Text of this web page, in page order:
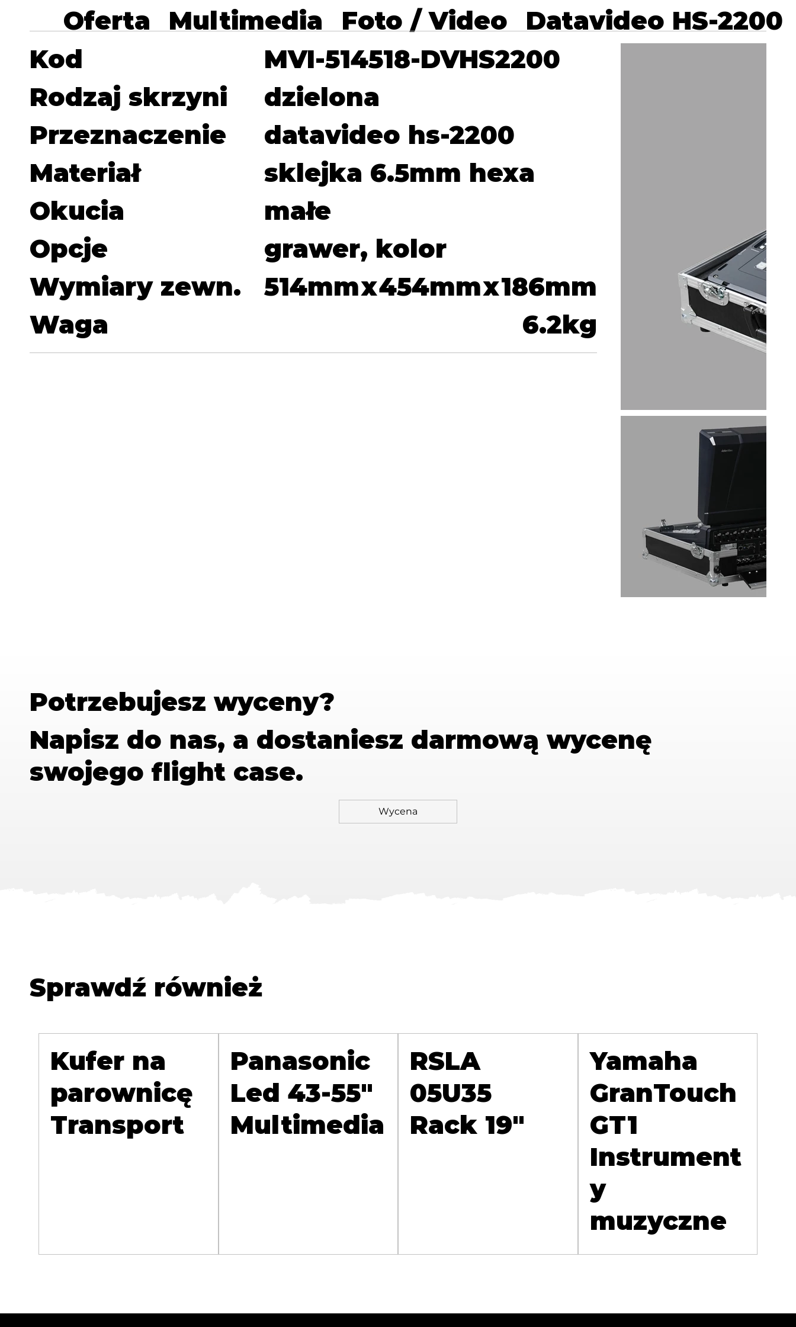
Oferta Multimedia Foto / Video
Datavideo HS-2200
Kod
MVI-514518-DVHS2200
514mmx454mmx186mm
Rodzaj skrzyni
dzielona
Przeznaczenie
datavideo hs-2200
Materiał
sklejka 6.5mm hexa
Okucia
małe
Opcje
grawer, kolor
Waga 6.2kg
Wymiary zewn.
Potrzebujesz wyceny?
Napisz do nas, a dostaniesz darmową wycenę
swojego flight case.
Sprawdź również
Kufer na
parownicę
Transport
Panasonic
Led 43-55"
Multimedia
RSLA
05U35
Rack 19"
Yamaha
GranTouch
GT1
Instrument
y
muzyczne